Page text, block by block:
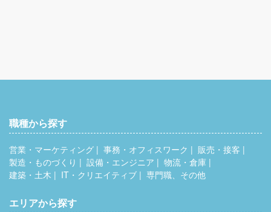
職種から探す
営業・マーケティング 事務・オフィスワーク
販売・接客
製造・ものづくり
設備・エンジニア
物流・倉庫
建築・土木
IT・クリエイティブ 専門職、その他
エリアから探す